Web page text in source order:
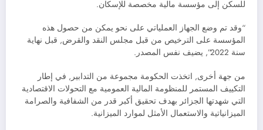
للسكن إلى مؤسسة مالية مخصصة للإسكان.
“وقد تم وضع الجهاز العملياتي على نحو يمكن من حصول هذه
المؤسسة على الترخيص من قبل مجلس النقد والقرض, قبل نهاية
سنة 2022”, يضيف نفس المصدر.
من جهة أخرى, اتخذت الحكومة مجموعة من التدابير, في إطار
التكييف المستمر للمنظومة المالية العمومية مع التحولات الاقتصادية
التي شهدتها الجزائر بهدف تحقيق أكبر قدر من الشفافية والصرامة
الميزانياتية والاستعمال الأمثل لموارد الميزانية.